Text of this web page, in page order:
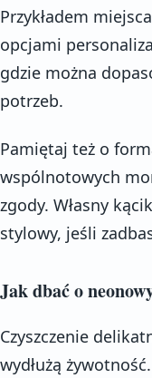
Przykładem
opcjami
gdzie można
potrzeb.
Pamiętaj też o
wspólnotowych
zgody. Własny
stylowy, jeśli
Jak dbać o
Czyszczenie
wydłużą